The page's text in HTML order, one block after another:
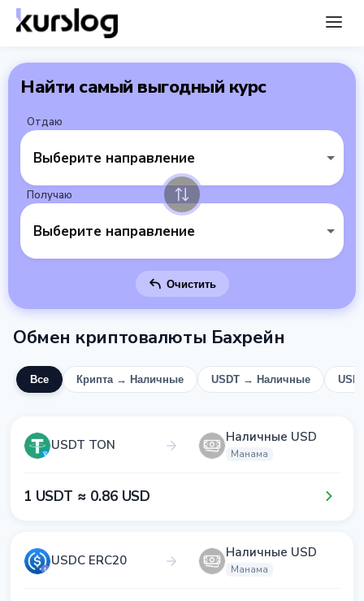
Найти самый выгодный курс
Отдаю
Выберите направление
Получаю
Выберите направление
Очистить
Обмен криптовалюты Бахрейн
Все Крипта → Наличные USDT → Наличные
USDT TON Наличные USD
Манама
1​ USDT ≈ 0​.8​6​ USD
USDC ERC20 Наличные USD
Манама